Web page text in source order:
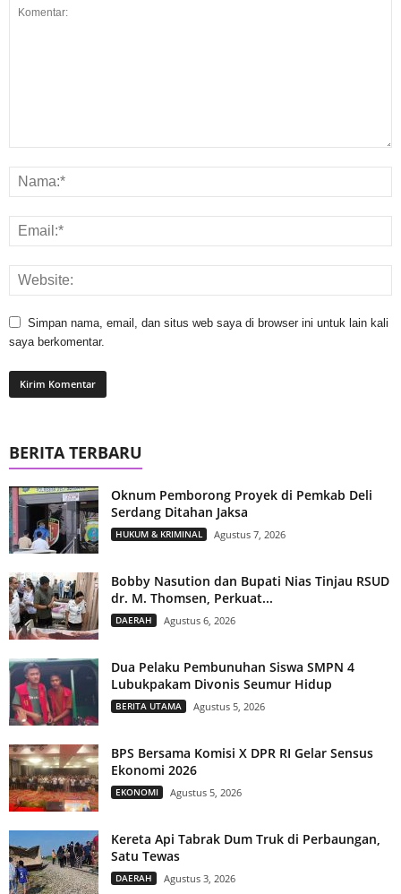
Simpan nama, email, dan situs web saya di browser ini untuk lain kali
saya berkomentar.
BERITA TERBARU
Oknum Pemborong Proyek di Pemkab Deli
Serdang Ditahan Jaksa
HUKUM & KRIMINAL Agustus 7, 2026
Bobby Nasution dan Bupati Nias Tinjau RSUD
dr. M. Thomsen, Perkuat...
DAERAH Agustus 6, 2026
Dua Pelaku Pembunuhan Siswa SMPN 4
Lubukpakam Divonis Seumur Hidup
BERITA UTAMA Agustus 5, 2026
BPS Bersama Komisi X DPR RI Gelar Sensus
Ekonomi 2026
EKONOMI Agustus 5, 2026
Kereta Api Tabrak Dum Truk di Perbaungan,
Satu Tewas
DAERAH Agustus 3, 2026